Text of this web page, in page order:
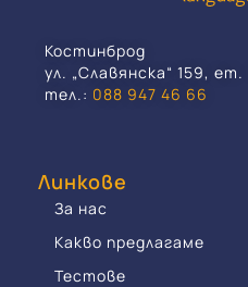
Костинброд
ул. „Славянска“ 159, ет.
тел.: 088 947 46 66
Линкове
За нас
Какво предлагаме
Тестове